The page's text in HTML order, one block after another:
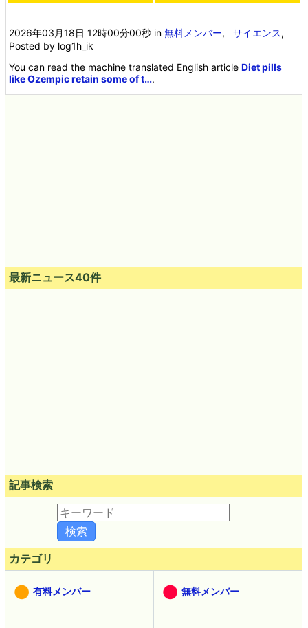
2026年03月18日 12時00分00秒 in無料メンバー,サイエンス,
Posted by log1h_ik
You can read the machine translated English articleDiet pills
like Ozempic retain some of t….
最新ニュース40件
記事検索
カテゴリ
有料メンバー 無料メンバー